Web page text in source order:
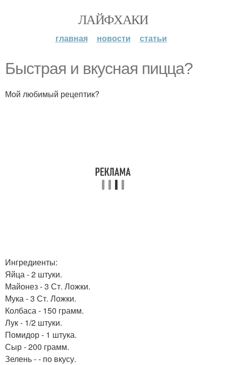
ЛАЙФХАКИ
главная новости статьи
Быстрая и вкусная пицца?
Мой любимый рецептик?
Ингредиенты:
Яйца - 2 штуки.
Майонез - 3 Ст. Ложки.
Мука - 3 Ст. Ложки.
Колбаса - 150 грамм.
Лук - 1/2 штуки.
Помидор - 1 штука.
Сыр - 200 грамм.
Зелень - - по вкусу.